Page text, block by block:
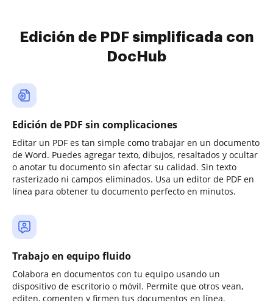
Edición de PDF simplificada con
DocHub
Edición de PDF sin complicaciones
Editar un PDF es tan simple como trabajar en un documento
de Word. Puedes agregar texto, dibujos, resaltados y ocultar
o anotar tu documento sin afectar su calidad. Sin texto
rasterizado ni campos eliminados. Usa un editor de PDF en
línea para obtener tu documento perfecto en minutos.
Trabajo en equipo fluido
Colabora en documentos con tu equipo usando un
dispositivo de escritorio o móvil. Permite que otros vean,
editen, comenten y firmen tus documentos en línea.